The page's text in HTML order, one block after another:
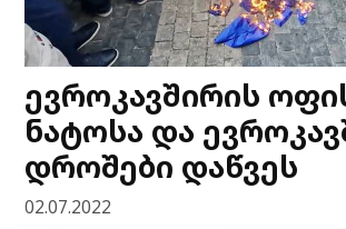
ევროკავშირის
ნატოსა და
დროშები დაწვეს
02.07.2022